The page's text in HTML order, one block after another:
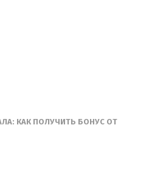
КАК ПОЛУЧИТЬ БОНУС ОТ